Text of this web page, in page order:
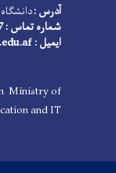
آدرس :
شماره تماس : 93766006417
ایمیل : info@tu.edu.af
Ministry of
and IT